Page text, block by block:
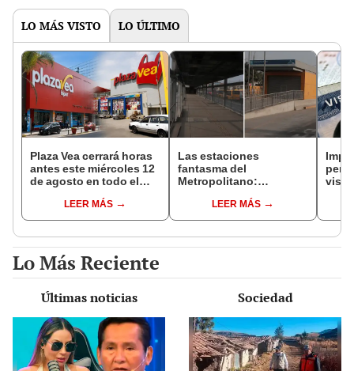
LO MÁS VISTO LO ÚLTIMO
Plaza Vea cerrará horas
antes este miércoles 12
de agosto en todo el
hasta las 7 p.m.
LEER MÁS
Las estaciones
fantasma del
Metropolitano:
inconclusa por falta de
buses y una adenda
LEER MÁS
Lo Más Reciente
Últimas noticias Sociedad